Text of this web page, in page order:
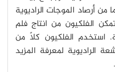
السينية لمدة 30 عاما من أرصاد الموجات الراديوية
الفلكيون من انتاج فلم
استخدم الفلكيون كلاً من
الراديوية لمعرفة المزيد